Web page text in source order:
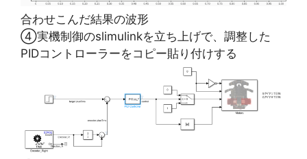
合わせこんだ結果の波形
④実機制御のslimulinkを立ち上げで、調整した
PIDコントローラーをコピー貼り付けする